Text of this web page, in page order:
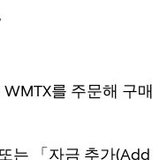
를 주문해 구매
는 「자금 추가(Add